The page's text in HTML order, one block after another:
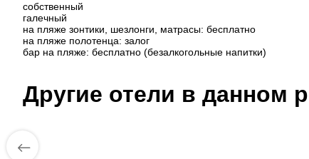
собственный
галечный
на пляже зонтики, шезлонги, матрасы: бесплатно
на пляже полотенца: залог
бар на пляже: бесплатно (безалкогольные напитки)
Другие отели в данном